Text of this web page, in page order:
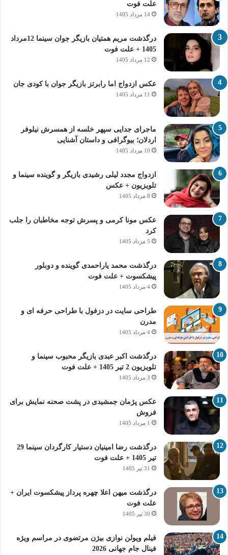
علت فوت
14 مرداد 1405
درگذشت مریم همتیان بازیگر جوان سینما 12مرداد
1405 + علت فوت
12 مرداد 1405
عکس ازدواج اما رابرتز بازیگر جوان با کودی جان
11 مرداد 1405
ماجرای جدایی سپهر خلسه از همسرش نیلوفر
اردلان؛ بیوگرافی و داستان آشنایی
10 مرداد 1405
ازدواج مجدد لیلی رشیدی بازیگر و گوینده سینما و
تلویزیون + عکس
8 مرداد 1405
عکس مونا کرمی و پسرش توجه مخاطبان را جلب
کرد
5 مرداد 1405
درگذشت محمد یاراحمدی گوینده و دوبلور
پیشکسوت + علت فوت
4 مرداد 1405
طراحی سایت در دزفول با طراحی حرفه‌ ای و
مدرن
4 مرداد 1405
درگذشت اکبر عبدی بازیگر محبوب سینما و
تلویزیون 2 تیر 1405 + علت فوت
3 مرداد 1405
عکس پژمان جمشیدی در پشت صحنه نمایش برای
فروش
1 مرداد 1405
درگذشت رضا امینیان دستیار کارگردان سینما 29
تیر 1405 + علت فوت
31 تیر 1405
درگذشت میهن اعلا چهره پرداز پیشکسوت ایران +
علت فوت
30 تیر 1405
فیلم ویولن نوازی بیژن مرتضوی در مراسم ویژه
فینال جام جهانی 2026